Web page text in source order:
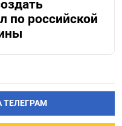
по российской
ТЕЛЕГРАМ